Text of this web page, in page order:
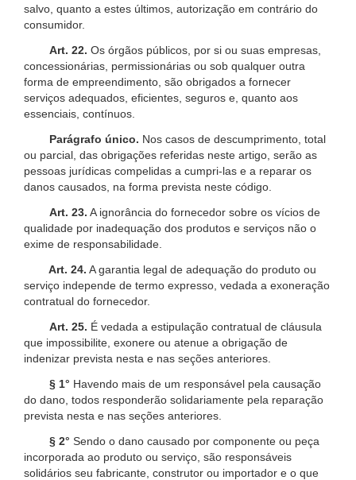
salvo, quanto a estes últimos, autorização em contrário do
consumidor.
Art. 22. Os órgãos públicos, por si ou suas empresas,
concessionárias, permissionárias ou sob qualquer outra
forma de empreendimento, são obrigados a fornecer
serviços adequados, eficientes, seguros e, quanto aos
essenciais, contínuos.
Parágrafo único. Nos casos de descumprimento, total
ou parcial, das obrigações referidas neste artigo, serão as
pessoas jurídicas compelidas a cumpri-las e a reparar os
danos causados, na forma prevista neste código.
Art. 23. A ignorância do fornecedor sobre os vícios de
qualidade por inadequação dos produtos e serviços não o
exime de responsabilidade.
Art. 24. A garantia legal de adequação do produto ou
serviço independe de termo expresso, vedada a exoneração
contratual do fornecedor.
Art. 25. É vedada a estipulação contratual de cláusula
que impossibilite, exonere ou atenue a obrigação de
indenizar prevista nesta e nas seções anteriores.
§ 1° Havendo mais de um responsável pela causação
do dano, todos responderão solidariamente pela reparação
prevista nesta e nas seções anteriores.
§ 2° Sendo o dano causado por componente ou peça
incorporada ao produto ou serviço, são responsáveis
solidários seu fabricante, construtor ou importador e o que